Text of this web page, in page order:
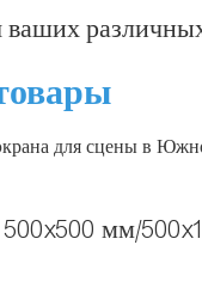
ваших
мм/